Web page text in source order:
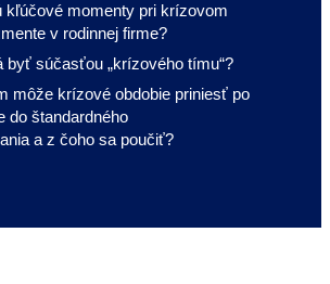
kľúčové momenty pri krízovom
v rodinnej firme?
byť súčasťou „krízového tímu“?
môže krízové obdobie priniesť po
do štandardného
a z čoho sa poučiť?